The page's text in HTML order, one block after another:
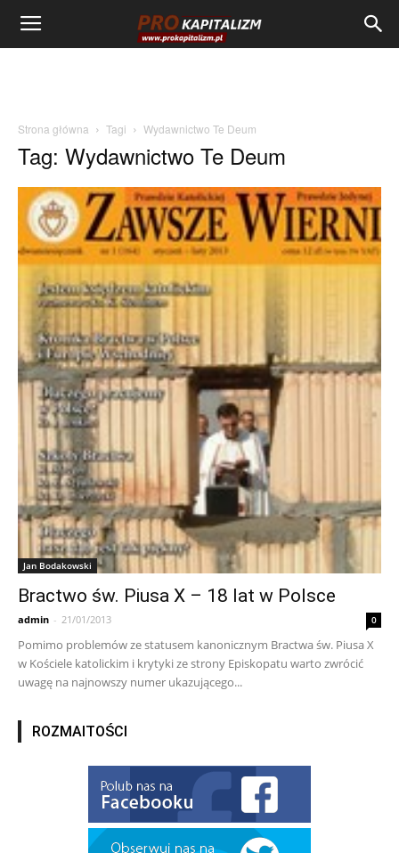
Strona główna Tagi Wydawnictwo Te Deum
Tag: Wydawnictwo Te Deum
Jan Bodakowski
Bractwo św. Piusa X – 18 lat w Polsce
admin - 21/01/2013 0
Pomimo problemów ze statusem kanonicznym Bractwa św. Piusa X
w Kościele katolickim i krytyki ze strony Episkopatu warto zwrócić
uwagę na najnowszy numer ukazującego...
ROZMAITOŚCI